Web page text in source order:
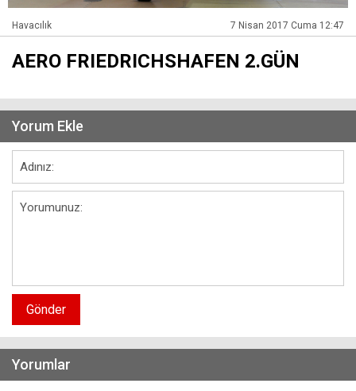
Havacılık 7 Nisan 2017 Cuma 12:47
AERO FRIEDRICHSHAFEN 2.GÜN
Yorum Ekle
Gönder
Yorumlar